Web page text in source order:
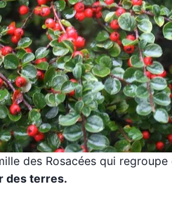
des Rosacées qui regroupe
des terres.